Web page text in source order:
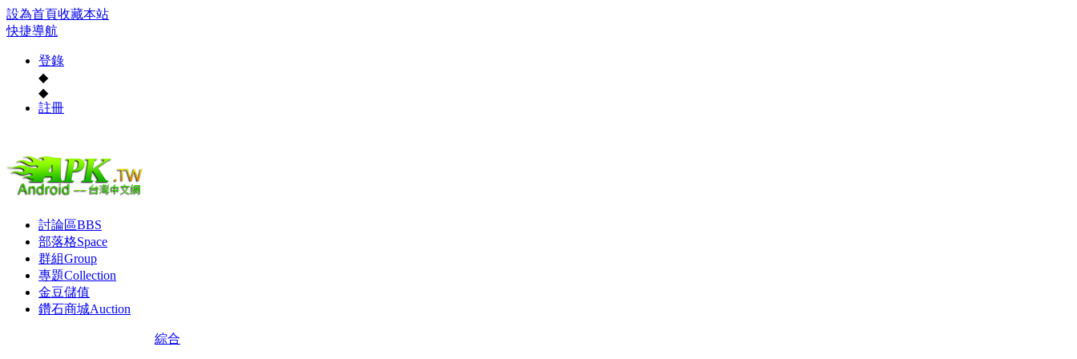
設為首頁收藏本站
快捷導航
登錄
◆
◆
註冊
討論區BBS
部落格Space
群組Group
專題Collection
金豆儲值
鑽石商城Auction
綜合